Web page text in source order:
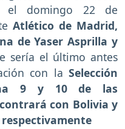
el domingo 22 de
Atlético de Madrid,
de Yaser Asprilla y
sería el último antes
con la Selección
9 y 10 de las
con Bolivia y
respectivamente